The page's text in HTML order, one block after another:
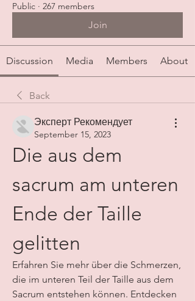
Public · 267 members
Join
Discussion Media Members About
Back
Эксперт Рекомендует
September 15, 2023
Die aus dem
sacrum am unteren
Ende der Taille
gelitten
Erfahren Sie mehr über die Schmerzen,
die im unteren Teil der Taille aus dem
Sacrum entstehen können. Entdecken